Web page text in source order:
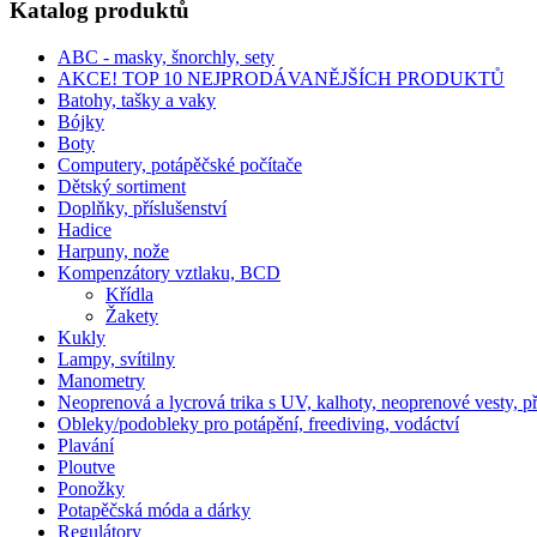
Katalog produktů
ABC - masky, šnorchly, sety
AKCE! TOP 10 NEJPRODÁVANĚJŠÍCH PRODUKTŮ
Batohy, tašky a vaky
Bójky
Boty
Computery, potápěčské počítače
Dětský sortiment
Doplňky, příslušenství
Hadice
Harpuny, nože
Kompenzátory vztlaku, BCD
Křídla
Žakety
Kukly
Lampy, svítilny
Manometry
Neoprenová a lycrová trika s UV, kalhoty, neoprenové vesty,
Obleky/podobleky pro potápění, freediving, vodáctví
Plavání
Ploutve
Ponožky
Potapěčská móda a dárky
Regulátory